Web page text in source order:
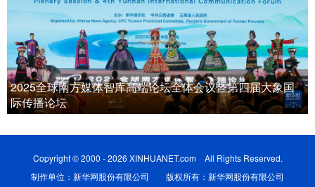
2025全球南方媒体智库高端论坛全体会议暨第四届大象国
际传播论坛
Copyright © 2000 - 2026 XINHUANET.com All Rights Reserved.
制作单位：新华网股份有限公司 版权所有：新华网股份有限公司